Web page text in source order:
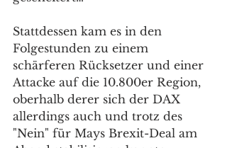
Stattdessen kam es in den
Folgestunden zu einem
schärferen Rücksetzer und einer
Attacke auf die 10.800er Region,
oberhalb derer sich der DAX
allerdings auch und trotz des
"Nein" für Mays Brexit-Deal am